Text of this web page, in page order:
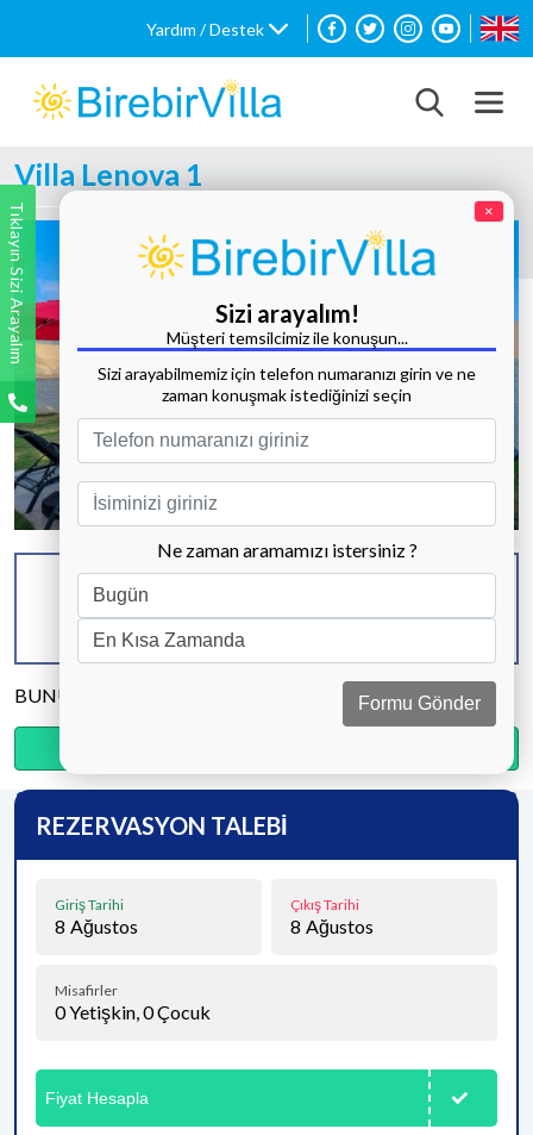
Yardım / Destek
Villa Lenova 1
Tüm Fotoğrafları Göster
KAPASİTE
5 KİŞİ
BANYO & WC
2 ADET
YATAK ODASI
BUNU PAYLAŞ
REZERVASYON TALEBİ
Giriş Tarihi
8 Ağustos
Çıkış Tarihi
8 Ağustos
Misafirler
0Yetişkin,0Çocuk
Fiyat Hesapla
Tıklayın Sizi Arayalım ×
Sizi arayalım!
Müşteri temsilcimiz ile konuşun...
Sizi arayabilmemiz için telefon numaranızı girin ve ne
zaman konuşmak istediğinizi seçin
Ne zaman aramamızı istersiniz ?
Formu Gönder